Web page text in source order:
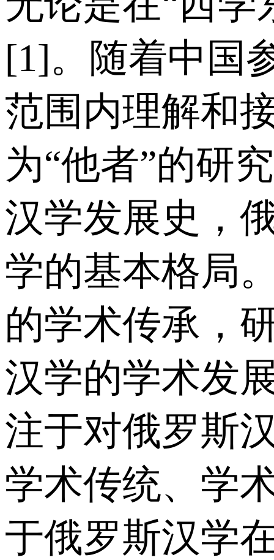
[1]。随着中国
范围内理解和
为“他者”的研
汉学发展史，
学的基本格局
的学术传承，
汉学的学术发
注于对俄罗斯
学术传统、学
于俄罗斯汉学